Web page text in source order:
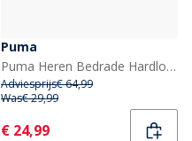
Puma
Puma Heren Bedrade Hardloop Sportschoenen Puma Black
Adviesprijs€ 64,99
Was€ 29,99
Current
€ 24,99